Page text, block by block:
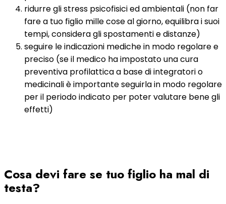
ridurre gli stress psicofisici ed ambientali (non far
fare a tuo figlio mille cose al giorno, equilibra i suoi
tempi, considera gli spostamenti e distanze)
seguire le indicazioni mediche in modo regolare e
preciso (se il medico ha impostato una cura
preventiva profilattica a base di integratori o
medicinali è importante seguirla in modo regolare
per il periodo indicato per poter valutare bene gli
effetti)
Cosa devi fare se tuo figlio ha mal di
testa?